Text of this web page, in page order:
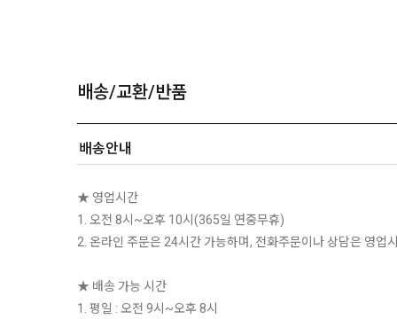
배송/교환/반품
배송안내
★ 영업시간
1. 오전 8시~오후 10시(365일 연중무휴)
2. 온라인 주문은 24시간 가능하며, 전화주문이나 상담은 영업
★ 배송 가능 시간
1. 평일 : 오전 9시~오후 8시